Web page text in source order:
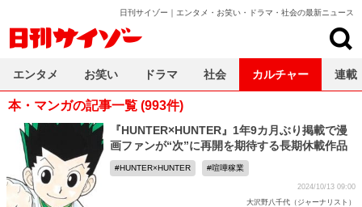
日刊サイゾー｜エンタメ・お笑い・ドラマ・社会の最新ニュース
本・マンガの記事一覧 (993件)
『HUNTER×HUNTER』1年9カ月ぶり掲載で漫
画ファンが“次”に再開を期待する長期休載作品
HUNTER×HUNTER 喧嘩稼業
2024/10/13 09:00
大沢野八千代（ジャーナリスト）
エンタメ お笑い ドラマ 社会 カルチャー 連載